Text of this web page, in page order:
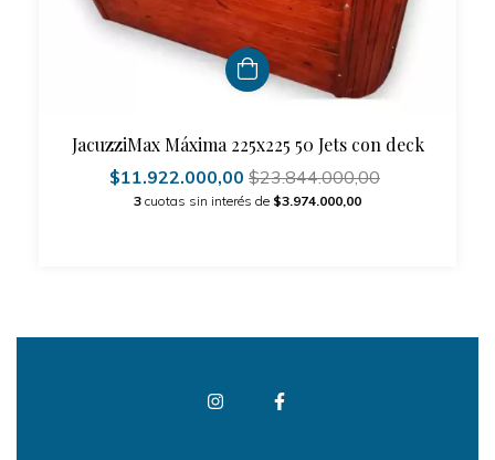
JacuzziMax Máxima 225x225 50 Jets con deck
$11.922.000,00 $23.844.000,00
3 cuotas sin interés de $3.974.000,00